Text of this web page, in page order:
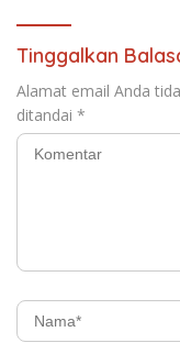
Tinggalkan
Alamat email Anda
ditandai *